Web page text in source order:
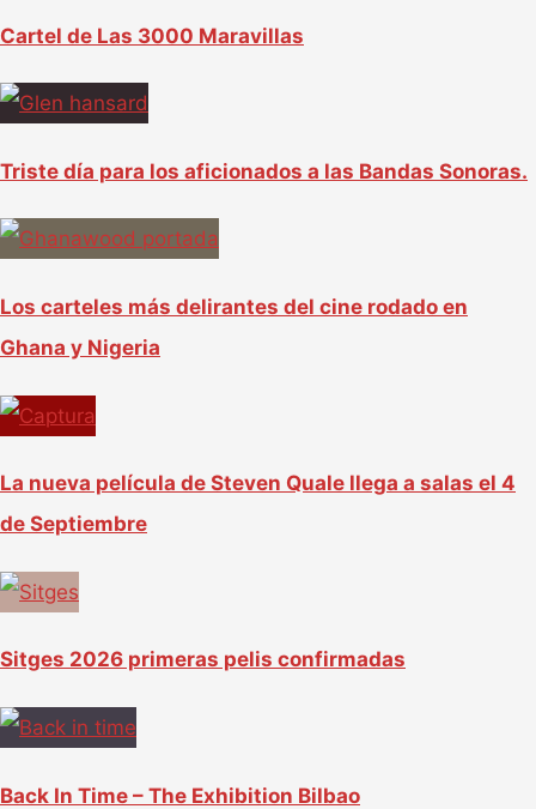
Cartel de Las 3000 Maravillas
Triste día para los aficionados a las Bandas Sonoras.
Los carteles más delirantes del cine rodado en
Ghana y Nigeria
La nueva película de Steven Quale llega a salas el 4
de Septiembre
Sitges 2026 primeras pelis confirmadas
Back In Time – The Exhibition Bilbao